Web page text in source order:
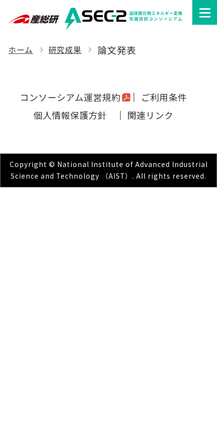
ホーム 研究成果 論文発表
コンソーシアム運営規約
ご利用条件
個人情報保護方針
関連リンク
Copyright © National Institute of Advanced Industrial
Science and Technology （AIST）. All rights reserved.